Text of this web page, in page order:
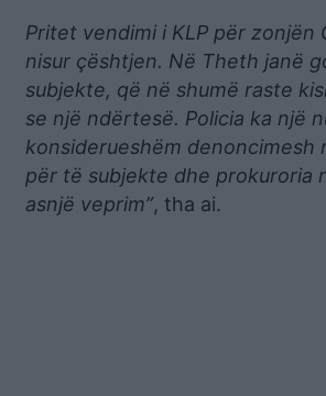
Pritet vendimi i KLP për zonjën
nisur çështjen. Në Theth janë
subjekte, që në shumë raste
se një ndërtesë. Policia ka një
konsiderueshëm denoncimesh
për të subjekte dhe prokuroria
asnjë veprim”, tha ai.